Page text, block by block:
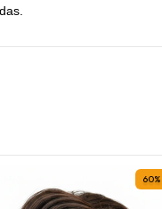
60%